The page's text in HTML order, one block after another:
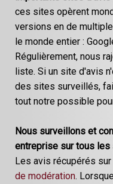
ces sites opèrent
versions en de
le monde entier :
Régulièrement, nous
liste. Si un site d'avis
des sites surveillés,
tout notre possible
Nous surveillons et
entreprise sur tous
Les avis récupérés
de modération.